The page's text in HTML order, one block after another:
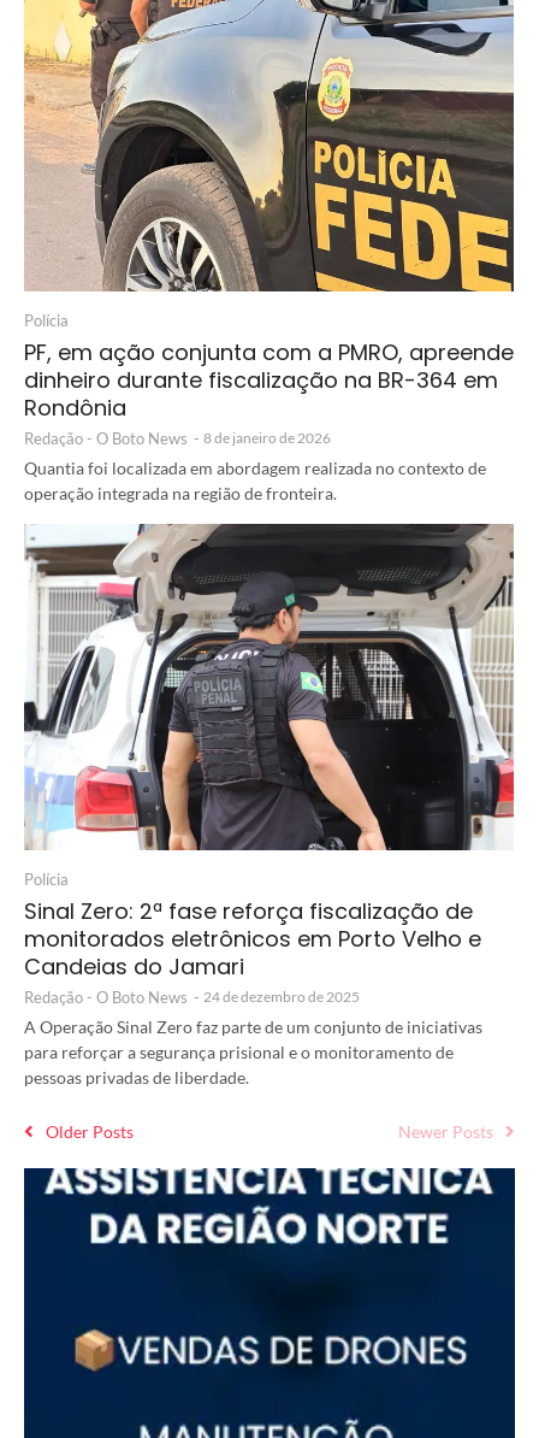
Polícia
PF, em ação conjunta com a PMRO, apreende
dinheiro durante fiscalização na BR-364 em
Rondônia
Redação - O Boto News - 8 de janeiro de 2026
Quantia foi localizada em abordagem realizada no contexto de
operação integrada na região de fronteira.
Polícia
Sinal Zero: 2ª fase reforça fiscalização de
monitorados eletrônicos em Porto Velho e
Candeias do Jamari
Redação - O Boto News - 24 de dezembro de 2025
A Operação Sinal Zero faz parte de um conjunto de iniciativas
para reforçar a segurança prisional e o monitoramento de
pessoas privadas de liberdade.
Older Posts Newer Posts